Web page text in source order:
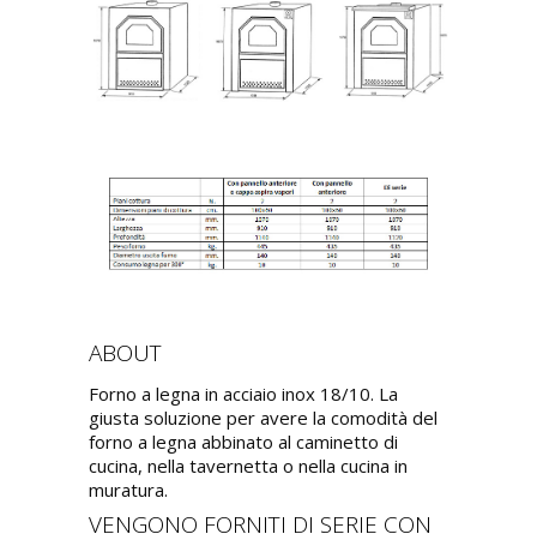
ABOUT
Forno a legna in acciaio inox 18/10. La
giusta soluzione per avere la comodità del
forno a legna abbinato al caminetto di
cucina, nella tavernetta o nella cucina in
muratura.
VENGONO FORNITI DI SERIE CON